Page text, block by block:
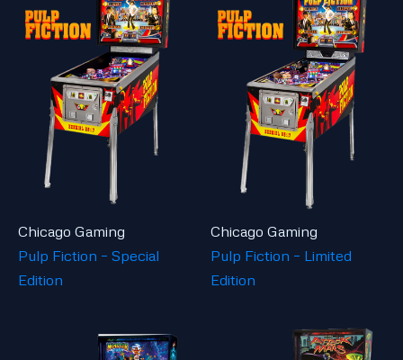
Chicago Gaming
Pulp Fiction – Special
Edition
Chicago Gaming
Pulp Fiction – Limited
Edition